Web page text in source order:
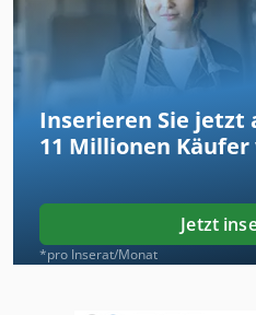
Inserieren Sie jetzt
11 Millionen Käufer
Jetzt
*pro Inserat/Monat